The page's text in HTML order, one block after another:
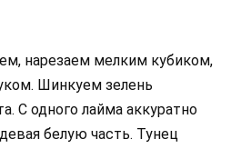
нарезаем мелким кубиком,
Шинкуем зелень
С одного лайма аккуратно
белую часть. Тунец